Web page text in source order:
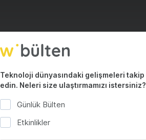
Teknoloji dünyasındaki gelişmeleri takip
edin. Neleri size ulaştırmamızı istersiniz?
Günlük Bülten
Etkinlikler